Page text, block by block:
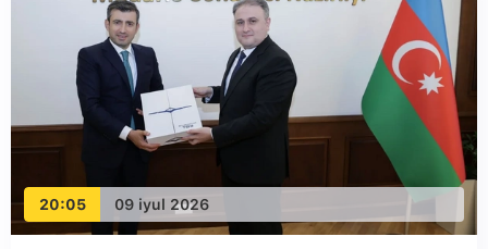
20:05 09 iyul 2026